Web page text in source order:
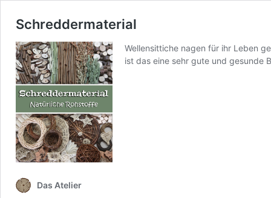
Schreddermaterial
Wellensittiche nagen für ihr Leben
ist das eine sehr gute und gesunde
Das Atelier